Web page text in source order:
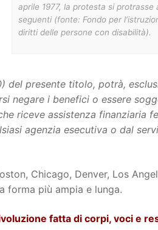
aprile 1977, la protesta si protrasse
seguenti (fonte: Fondo per
diritti delle persone con disabilità).
presente titolo, potrà,
negare i benefici o essere
riceve assistenza finanziaria
agenzia esecutiva o dal
Chicago, Denver, Los
forma più ampia e lunga.
fatta di corpi, voci e